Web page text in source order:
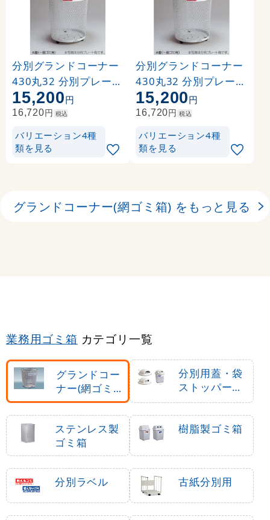
分別グランドコーナー
430丸32 分別プレート
:あきびん DS-195-221
-6
15,200円
16,720円 税込
バリエーション4種
類を見る
分別グランドコーナー
430丸32 分別プレート
:あきかん DS-195-222
-6
15,200円
16,720円 税込
バリエーション4種
類を見る
グランドコーナー(網ゴミ箱) をもっと見る
業務用ゴミ箱 カテゴリ一覧
グランドコー
ナー(網ゴミ
箱)
分別用蓋・袋
ストッパー等
ゴミ箱オプシ
ョン用品
ステンレス製
ゴミ箱
樹脂製ゴミ箱
分別ラベル 古紙分別用